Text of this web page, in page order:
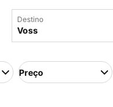
Destino
Preço